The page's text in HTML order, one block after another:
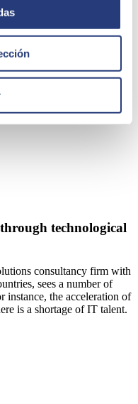
technological
consultancy firm with
sees a number of
instance, the acceleration of
is a shortage of IT talent.